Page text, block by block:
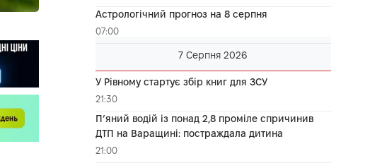
Астрологічний прогноз на 8 серпня
07:00
7 Серпня 2026
У Рівному стартує збір книг для ЗСУ
21:30
П’яний водій із понад 2,8 проміле спричинив
ДТП на Варащині: постраждала дитина
21:00